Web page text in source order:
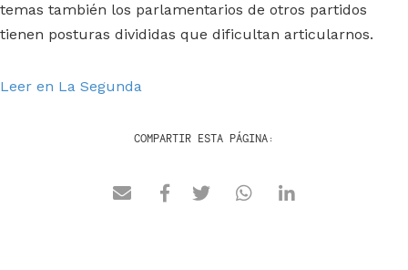
temas también los parlamentarios de otros partidos
tienen posturas divididas que dificultan articularnos.
Leer en La Segunda
COMPARTIR ESTA PÁGINA: